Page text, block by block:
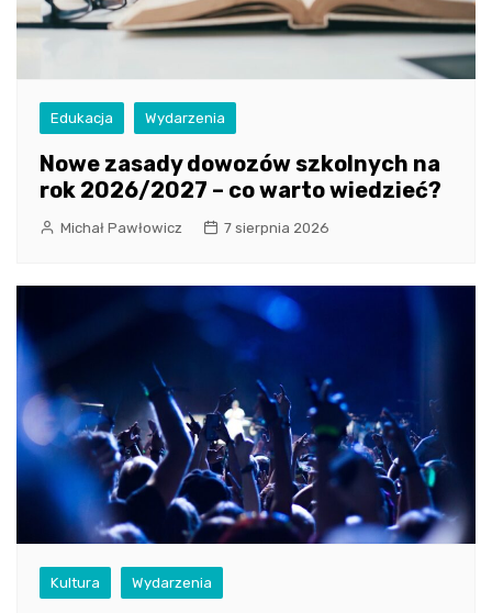
Edukacja Wydarzenia
Nowe zasady dowozów szkolnych na
rok 2026/2027 – co warto wiedzieć?
Michał Pawłowicz 7 sierpnia 2026
Kultura Wydarzenia